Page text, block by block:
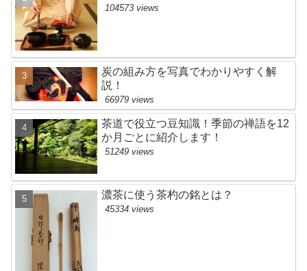
104573 views
炭の組み方を写真でわかりやすく解
説！
66979 views
茶道で役立つ豆知識！季節の禅語を12
か月ごとに紹介します！
51249 views
濃茶に使う茶杓の銘とは？
45334 views